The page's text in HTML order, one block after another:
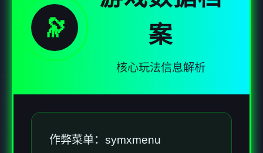
🔭
案
核心玩法信息解析
作弊菜单：symxmenu